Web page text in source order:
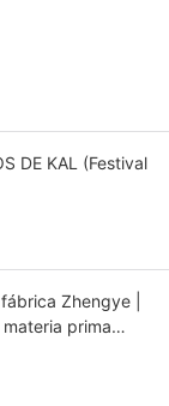
DE KAL (Festival
Zhengye |
prima